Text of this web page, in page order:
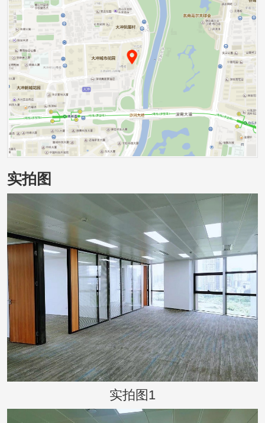
实拍图
实拍图1